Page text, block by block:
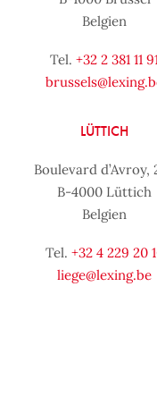
Belgien
Tel. +32 2 381 11 91
LÜTTICH
Boulevard d’Avroy,
B-4000 Lüttich
Belgien
Tel. +32 4 229 20
liege@lexing.be